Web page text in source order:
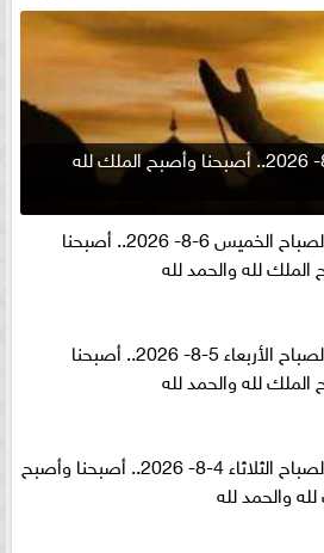
أذكار الصباح السبت 8 -8- 2026.. أصبحنا وأصبح الملك لله
أذكار الصباح الخميس 6-8- 2026.. أصبحنا
لله والحمد لله
أذكار الصباح الأربعاء 5-8- 2026.. أصبحنا
لله والحمد لله
أذكار الصباح الثلاثاء 4-8- 2026.. أصبحنا وأصبح
والحمد لله